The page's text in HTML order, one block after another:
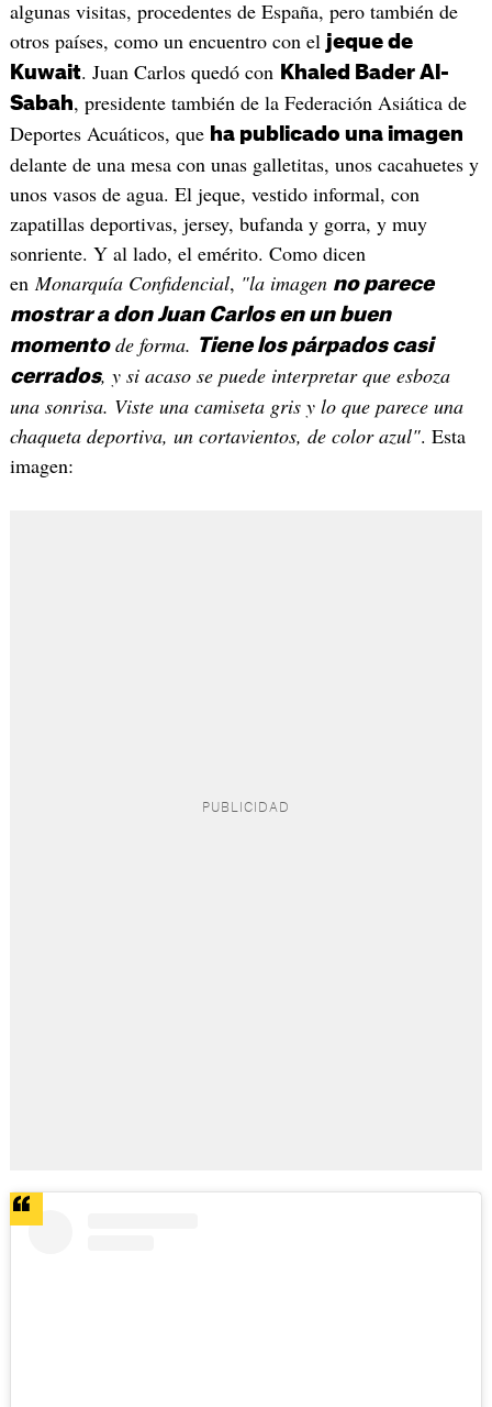
algunas visitas, procedentes de España, pero también de
otros países, como un encuentro con el jeque de
Kuwait. Juan Carlos quedó con Khaled Bader Al-
Sabah, presidente también de la Federación Asiática de
Deportes Acuáticos, que ha publicado una imagen
delante de una mesa con unas galletitas, unos cacahuetes y
unos vasos de agua. El jeque, vestido informal, con
zapatillas deportivas, jersey, bufanda y gorra, y muy
sonriente. Y al lado, el emérito. Como dicen
enMonarquía Confidencial, "la imagen no parece
mostrar a don Juan Carlos en un buen
momentode forma. Tiene los párpados casi
cerrados, y si acaso se puede interpretar que esboza
una sonrisa. Viste una camiseta gris y lo que parece una
chaqueta deportiva, un cortavientos, de color azul". Esta
imagen: